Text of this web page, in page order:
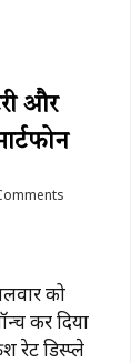
और
को
कर दिया
रेट डिस्प्ले